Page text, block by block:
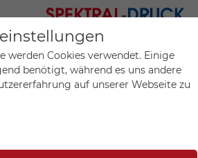
Mo.-Fr. 09:00-17:00
+49 (0)711 55 75 25
werden Cookies verwendet. Einige
benötigt, während es uns andere
auf unserer Webseite zu